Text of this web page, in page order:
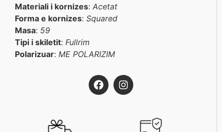
Materiali i kornizes: Acetat
Forma e kornizes: Squared
Masa: 59
Tipi i skiletit: Fullrim
Polarizuar: ME POLARIZIM